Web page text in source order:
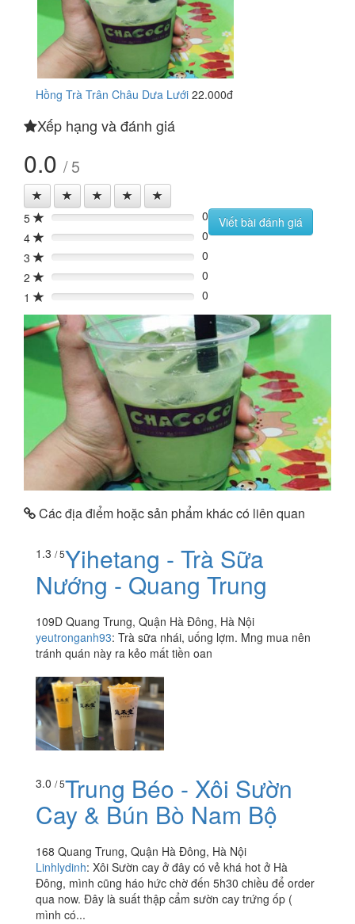
Hồng Trà Trân Châu Dưa Lưới 22.000đ
Xếp hạng và đánh giá
0.0 / 5
5 0%
0
4
0%
0
3
0%
0
2
0%
0
1
0% 0
Viết bài đánh giá
Các địa điểm hoặc sản phẩm khác có liên quan
1.3 / 5Yihetang - Trà Sữa
Nướng - Quang Trung
109D Quang Trung, Quận Hà Đông, Hà Nội
yeutronganh93: Trà sữa nhái, uống lợm. Mng mua nên
tránh quán này ra kẻo mất tiền oan
3.0 / 5Trung Béo - Xôi Sườn
Cay & Bún Bò Nam Bộ
168 Quang Trung, Quận Hà Đông, Hà Nội
Linhlydinh: Xôi Sườn cay ở đây có vẻ khá hot ở Hà
Đông, mình cũng háo hức chờ đến 5h30 chiều để order
qua now. Đây là suất thập cẩm sườn cay trứng ốp (
mình có...